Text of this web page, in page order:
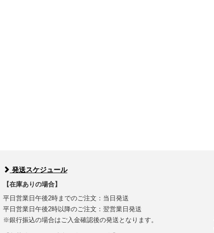
発送スケジュール
【在庫ありの場合】
平日営業日午後2時までのご注文：当日発送
平日営業日午後2時以降のご注文：翌営業日発送
※銀行振込の場合はご入金確認後の発送となります。